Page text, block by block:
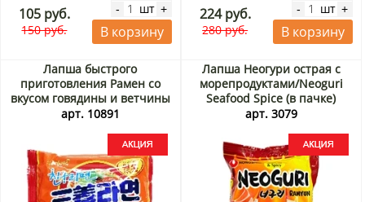
105 руб.
150 руб.
- шт +
В корзину
224 руб.
280 руб.
- шт +
В корзину
Лапша быстрого
приготовления Рамен со
вкусом говядины и ветчины
Samyang, Корея, 120 г Акция
арт. 10891
Лапша Неогури острая с
морепродуктами/Neoguri
Seafood Spice (в пачке)
Nongshim, Корея 120 г
арт. 3079